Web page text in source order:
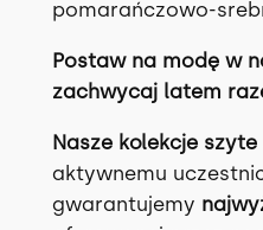
pomarańczowo-
Postaw na modę w
zachwycaj latem
Nasze kolekcje
aktywnemu
gwarantujemy